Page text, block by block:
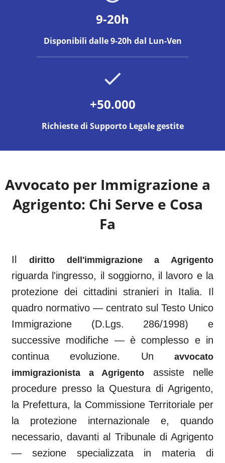
9-20h
Disponibili dalle 9-20h dal Lun-Ven
+50.000
Richieste di Supporto Legale gestite
Avvocato per Immigrazione a
Agrigento: Chi Serve e Cosa
Fa
Il diritto dell'immigrazione a Agrigento
riguarda l'ingresso, il soggiorno, il lavoro e la
protezione dei cittadini stranieri in Italia. Il
quadro normativo — centrato sul Testo Unico
Immigrazione (D.Lgs. 286/1998) e
successive modifiche — è complesso e in
continua evoluzione. Un
avvocato
immigrazionista a Agrigento
assiste nelle
procedure presso la Questura di Agrigento,
la Prefettura, la Commissione Territoriale per
la protezione internazionale e, quando
necessario, davanti al Tribunale di Agrigento
— sezione specializzata in materia di